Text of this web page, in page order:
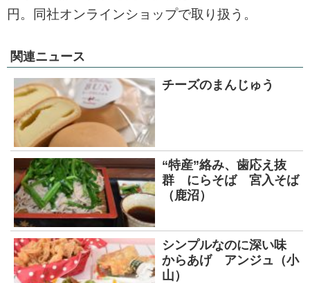
円。同社オンラインショップで取り扱う。
関連ニュース
チーズのまんじゅう
“特産”絡み、歯応え抜
群 にらそば 宮入そば
（鹿沼）
シンプルなのに深い味
からあげ アンジュ（小
山）